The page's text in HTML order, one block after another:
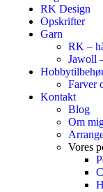
RK Design
Opskrifter
Garn
RK –
Jawoll
Farver
Kontakt
Blog
Om
Vores